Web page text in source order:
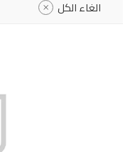
الغاء الكل